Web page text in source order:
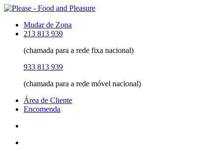
Mudar de Zona
213 813 939
(chamada para a rede fixa nacional)
933 813 939
(chamada para a rede móvel nacional)
Área de Cliente
Encomenda